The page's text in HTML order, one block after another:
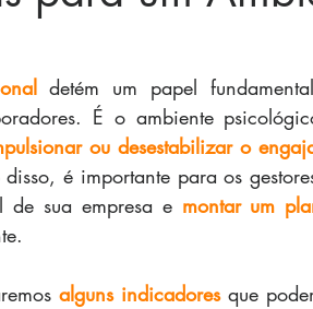
detém um papel
É o ambiente
ou desestabilizar o
é importante para os
de sua empresa e montar um
alguns indicadores que